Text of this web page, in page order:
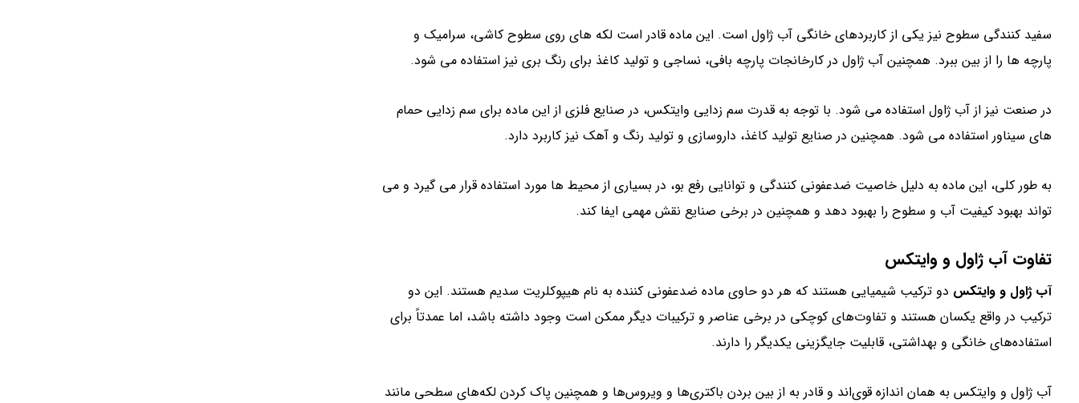
سفید کنندگی سطوح نیز یکی از کاربردهای خانگی آب ژاول است. این ماده قادر است لکه های روی سطوح کاشی، سرامیک و
پارچه ها را از بین ببرد. همچنین آب ژاول در کارخانجات پارچه بافی، نساجی و تولید کاغذ برای رنگ بری نیز استفاده می شود.
در صنعت نیز از آب ژاول استفاده می شود. با توجه به قدرت سم زدایی وایتکس، در صنایع فلزی از این ماده برای سم زدایی حمام
های سیناور استفاده می شود. همچنین در صنایع تولید کاغذ، داروسازی و تولید رنگ و آهک نیز کاربرد دارد.
به طور کلی، این ماده به دلیل خاصیت ضدعفونی کنندگی و توانایی رفع بو، در بسیاری از محیط ها مورد استفاده قرار می گیرد و می
تواند بهبود کیفیت آب و سطوح را بهبود دهد و همچنین در برخی صنایع نقش مهمی ایفا کند.
تفاوت آب ژاول و وایتکس
آب ژاول و وایتکس دو ترکیب شیمیایی هستند که هر دو حاوی ماده ضدعفونی کننده به نام هیپوکلریت سدیم هستند. این دو
ترکیب در واقع یکسان هستند و تفاوت‌های کوچکی در برخی عناصر و ترکیبات دیگر ممکن است وجود داشته باشد، اما عمدتاً برای
استفاده‌های خانگی و بهداشتی، قابلیت جایگزینی یکدیگر را دارند.
آب ژاول و وایتکس به همان اندازه قوی‌اند و قادر به از بین بردن باکتری‌ها و ویروس‌ها و همچنین پاک کردن لکه‌های سطحی مانند